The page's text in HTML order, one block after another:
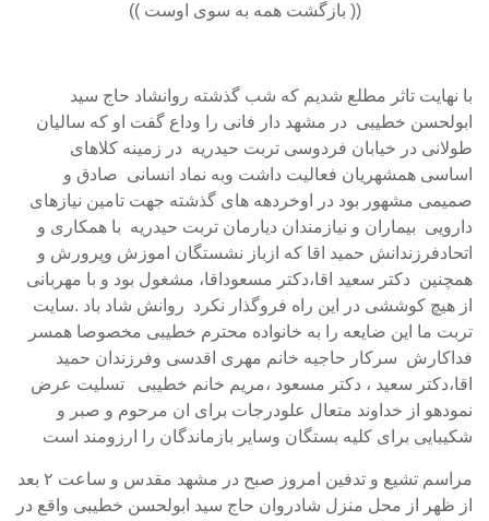
(( بازگشت همه به سوی اوست ))
با نهایت تاثر مطلع شدیم که شب گذشته روانشاد حاج سید
ابولحسن خطیبی در مشهد دار فانی را وداع گفت او که سالیان
طولانی در خیابان فردوسی تربت حیدریه در زمینه کلاهای
اساسی همشهریان فعالیت داشت وبه نماد انسانی صادق و
صمیمی مشهور بود در اوخردهه های گذشته جهت تامین نیازهای
دارویی بیماران و نیازمندان دیارمان تربت حیدریه با همکاری و
اتحادفرزندانش حمید اقا که ازباز نشستگان اموزش وپرورش و
همچنین دکتر سعید اقا،دکتر مسعوداقا، مشغول بود و با مهربانی
از هیچ کوششی در این راه فروگذار نکرد روانش شاد باد .سایت
تربت ما این ضایعه را به خانواده محترم خطیبی مخصوصا همسر
فداکارش سرکار حاجیه خانم مهری اقدسی وفرزندان حمید
اقا،دکتر سعید ، دکتر مسعود ،مریم خانم خطیبی تسلیت عرض
نمودهو از خداوند متعال علودرجات برای ان مرحوم و صبر و
شکیبایی برای کلیه بستگان وسایر بازماندگان را ارزومند است
مراسم تشیع و تدفین امروز صبح در مشهد مقدس و ساعت ۲ بعد
از ظهر از محل منزل شادروان حاج سید ابولحسن خطیبی واقع در